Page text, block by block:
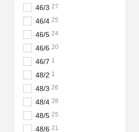
46/3 27
46/4 25
46/5 24
46/6 20
46/7 1
48/2 1
48/3 26
48/4 28
48/5 25
48/6 21